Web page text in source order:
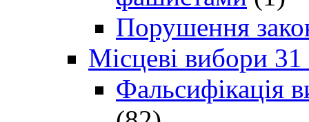
Порушення
Місцеві вибори
Фальсифікація